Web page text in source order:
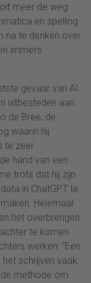
meer de weg
en spelling
na te denken over
immers
gevaar van AI
uitbesteden aan
de Bree, de
waarin hij
te zeer
hand van een
trots dat hij zijn
in ChatGPT te
Helemaal
het overbrengen
te komen
werken: “Een
schrijven vaak
methode om